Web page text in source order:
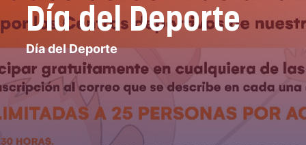
Día del Deporte
Día del Deporte